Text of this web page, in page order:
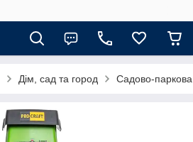
Дім, сад та город Садово-паркова